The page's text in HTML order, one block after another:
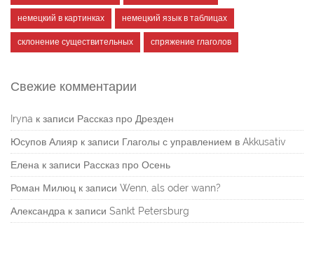
немецкий в картинках немецкий язык в таблицах
склонение существительных спряжение глаголов
Свежие комментарии
Iryna к записи Рассказ про Дрезден
Юсупов Алияр к записи Глаголы с управлением в Akkusativ
Елена к записи Рассказ про Осень
Роман Милюц к записи Wenn, als oder wann?
Александра к записи Sankt Petersburg